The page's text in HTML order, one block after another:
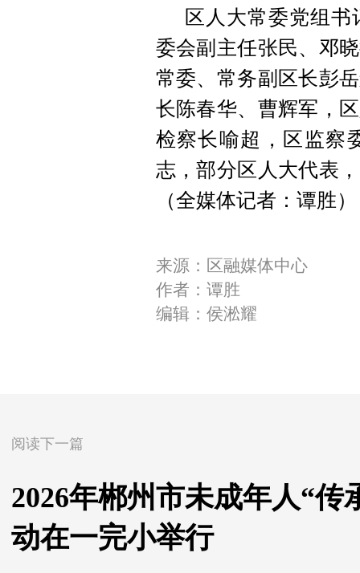
区人大常委党组
委会副主任张民、邓
常委、常务副区长彭
长陈春华、曹辉军，
检察长喻超，区监察
志，部分区人大代表
（全媒体记者：谭胜）
来源：区融媒体中心
作者：谭胜
编辑：侯淞耀
阅读下一篇
2026年郴州市未成年人“传
动在一完小举行